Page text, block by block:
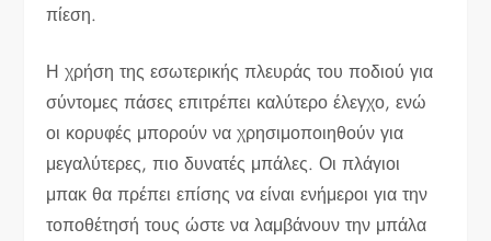
πίεση.
Η χρήση της εσωτερικής πλευράς του ποδιού για
σύντομες πάσες επιτρέπει καλύτερο έλεγχο, ενώ
οι κορυφές μπορούν να χρησιμοποιηθούν για
μεγαλύτερες, πιο δυνατές μπάλες. Οι πλάγιοι
μπακ θα πρέπει επίσης να είναι ενήμεροι για την
τοποθέτησή τους ώστε να λαμβάνουν την μπάλα